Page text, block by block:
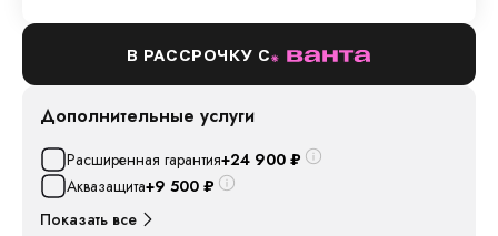
В РАССРОЧКУ С
Дополнительные услуги
Расширенная гарантия+24 900 ₽
Аквазащита+9 500 ₽
Показать все